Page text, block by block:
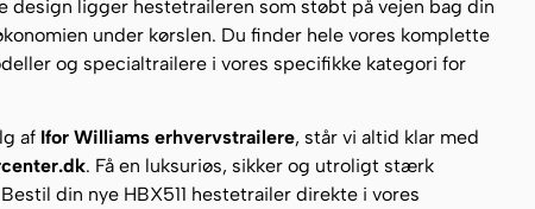
design ligger hestetraileren som støbt på vejen bag din
under kørslen. Du finder hele vores komplette
og specialtrailere i vores specifikke kategori for
af Ifor Williams erhvervstrailere, står vi altid klar med
. Få en luksuriøs, sikker og utroligt stærk
din nye HBX511 hestetrailer direkte i vores